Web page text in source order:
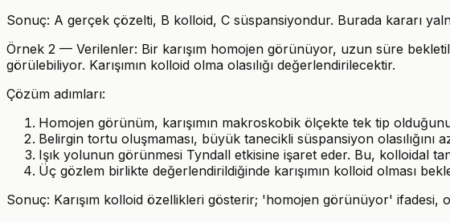
Sonuç: A gerçek çözelti, B kolloid, C süspansiyondur. Burada kararı
Örnek 2 — Verilenler: Bir karışım homojen görünüyor, uzun süre
görülebiliyor. Karışımın kolloid olma olasılığı değerlendirilecektir.
Çözüm adımları:
Homojen görünüm, karışımın makroskobik ölçekte tek tip
Belirgin tortu oluşmaması, büyük tanecikli süspansiyon olasılığını
Işık yolunun görünmesi Tyndall etkisine işaret eder. Bu, kolloidal
Üç gözlem birlikte değerlendirildiğinde karışımın kolloid olması
Sonuç: Karışım kolloid özellikleri gösterir; 'homojen görünüyor'